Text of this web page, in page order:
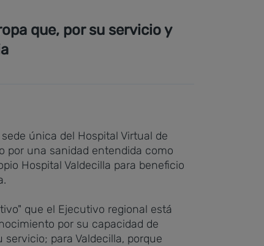
que, por su servicio y
única del Hospital Virtual de
por una sanidad entendida como
Hospital Valdecilla para beneficio
que el Ejecutivo regional está
por su capacidad de
para Valdecilla, porque